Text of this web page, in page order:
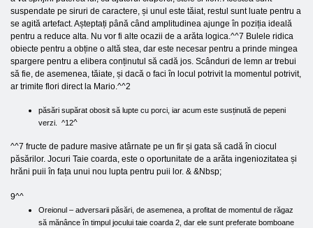
suspendate pe siruri de caractere, și unul este tăiat, restul sunt luate pentru a
se agită artefact. Așteptați până când amplitudinea ajunge în poziția ideală
pentru a reduce alta. Nu vor fi alte ocazii de a arăta logica.^^7 Bulele ridica
obiecte pentru a obține o altă stea, dar este necesar pentru a prinde mingea
spargere pentru a elibera conținutul să cadă jos. Scânduri de lemn ar trebui
să fie, de asemenea, tăiate, și dacă o faci în locul potrivit la momentul potrivit,
ar trimite flori direct la Mario.^^2
păsări supărat obosit să lupte cu porci, iar acum este susținută de pepeni
verzi. ^12^
^^7 fructe de padure masive atârnate pe un fir și gata să cadă în ciocul
păsărilor. Jocuri Taie coarda, este o oportunitate de a arăta ingeniozitatea și
hrăni puii în fața unui nou lupta pentru puii lor. & &Nbsp;
9^^
Oreionul – adversarii păsări, de asemenea, a profitat de momentul de răgaz
să mănânce în timpul jocului taie coarda 2, dar ele sunt preferate bomboane